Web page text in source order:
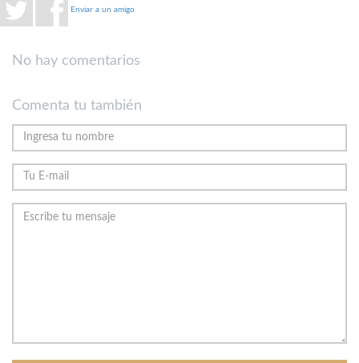
Enviar a un amigo
No hay comentarios
Comenta tu también